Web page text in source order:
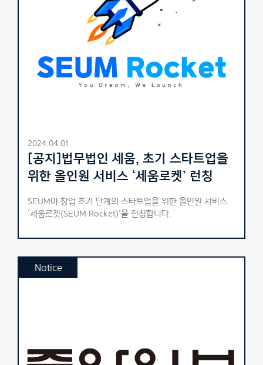
2024.04.01
[공지]법무법인 세움, 초기 스타트업을
위한 올인원 서비스 ‘세움로켓’ 런칭
SEUM이 창업 초기 단계의 스타트업을 위한 올인원 서비스
‘세움로켓(SEUM Rocket)’을 런칭합니다.
Notice